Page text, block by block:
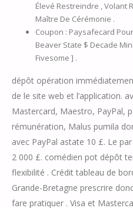
Élevé Restreindre , Volant
Maître De Cérémonie .
Coupon : Paysafecard
Beaver State $ Decade
Fivesome ] .
dépôt opération
de le site web et l’application.
Mastercard, Maestro, PayPal,
rémunération, Malus pumila
avec PayPal astate 10 £. Le
2 000 £. comédien pot dépôt
flexibilité . Crédit tableau de
Grande-Bretagne prescrire
fare pratiquer . Visa et